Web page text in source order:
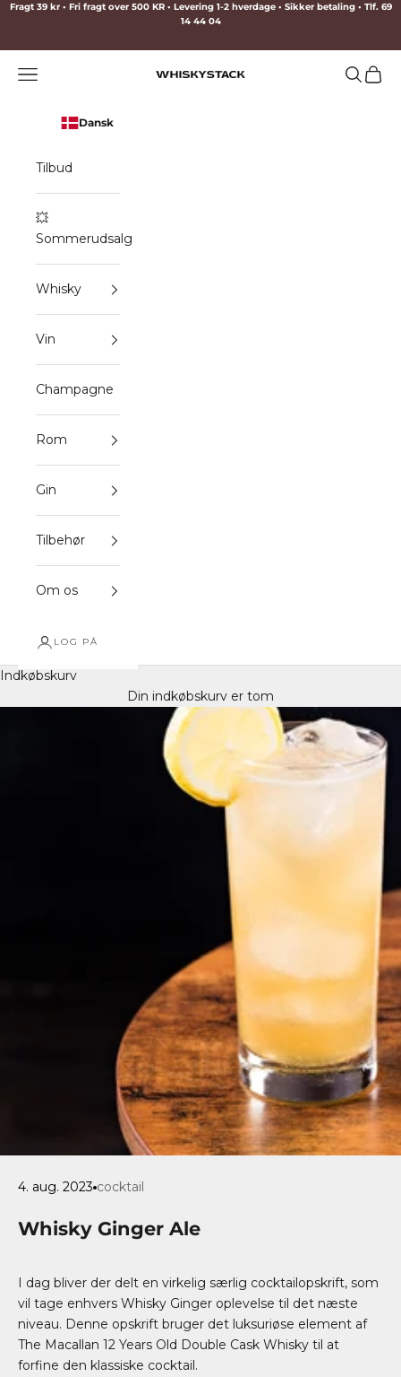
Spring til indhold
Fragt 39 kr • Fri fragt over 500 KR • Levering 1-2 hverdage • Sikker betaling • Tlf. 69
14 44 04
WHISKYSTACK
Menu Søg
Dansk
Tilbud
💥
Sommerudsalg
Whisky
Vin
Champagne
Rom
Gin
Tilbehør
Om os
LOG PÅ
Indkøbskurv
Din indkøbskurv er tom
4. aug. 2023 cocktail
Whisky Ginger Ale
I dag bliver der delt en virkelig særlig cocktailopskrift, som
vil tage enhvers Whisky Ginger oplevelse til det næste
niveau. Denne opskrift bruger det luksuriøse element af
The Macallan 12 Years Old Double Cask Whisky til at
forfine den klassiske cocktail.